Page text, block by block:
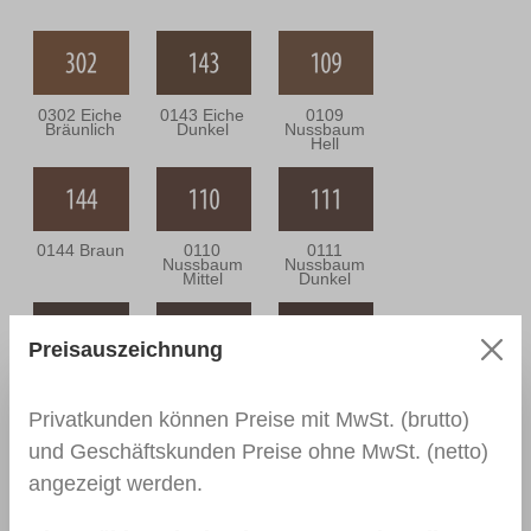
0302 Eiche
Bräunlich
0143 Eiche
Dunkel
0109
Nussbaum
Hell
0144 Braun 0110
Nussbaum
Mittel
0111
Nussbaum
Dunkel
Antik
Preisauszeichnung
Privatkunden können Preise mit MwSt. (brutto)
und Geschäftskunden Preise ohne MwSt. (netto)
angezeigt werden.